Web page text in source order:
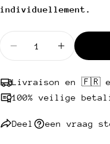
individuellement.
Verminder de
De
Livraison en 🇫🇷
100% veilige
Deel een vraag